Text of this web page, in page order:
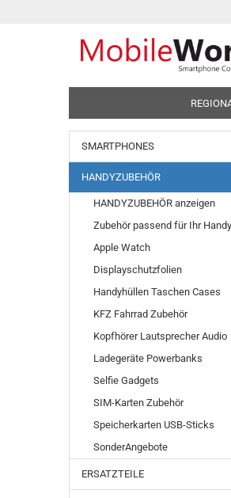
SMARTPHONES
HANDYZUBEHÖR
HANDYZUBEHÖR anzeigen
Zubehör passend für Ihr
Apple Watch
Displayschutzfolien
Handyhüllen Taschen Cases
KFZ Fahrrad Zubehör
Kopfhörer Lautsprecher Audio
Ladegeräte Powerbanks
Selfie Gadgets
SIM-Karten Zubehör
Speicherkarten USB-Sticks
SonderAngebote
ERSATZTEILE